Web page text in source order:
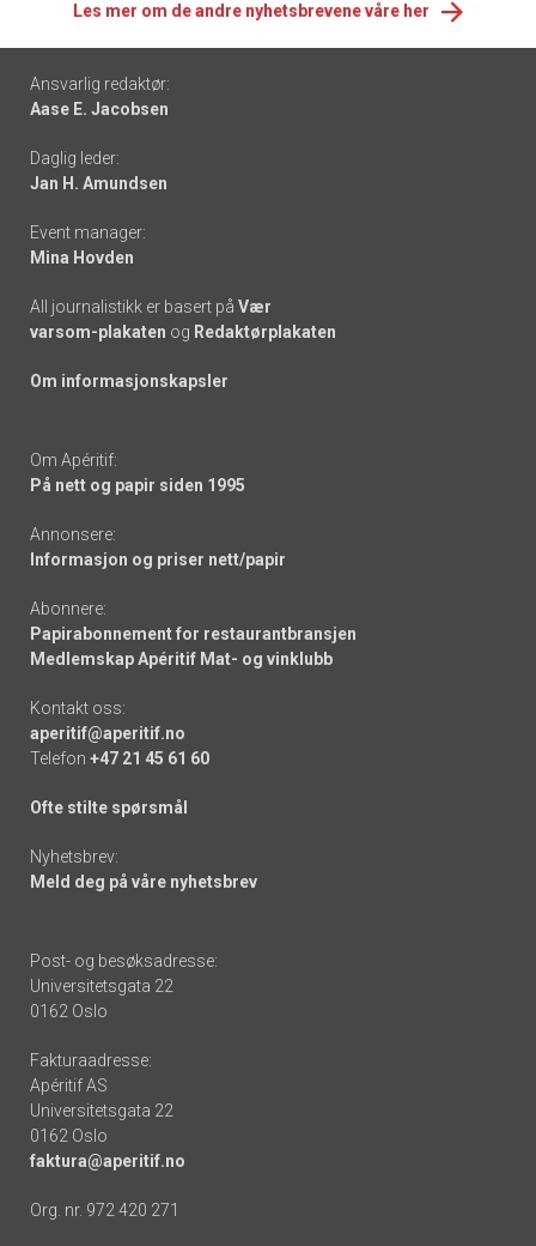
Les mer om de andre nyhetsbrevene våre her
Footer
-
links
Ansvarlig redaktør:
Aase E. Jacobsen
Daglig leder:
Jan H. Amundsen
Event manager:
Mina Hovden
All journalistikk er basert på Vær
varsom-plakaten og Redaktørplakaten
Om informasjonskapsler
Om Apéritif:
På nett og papir siden 1995
Annonsere:
Informasjon og priser nett/papir
Abonnere:
Papirabonnement for restaurantbransjen
Medlemskap Apéritif Mat- og vinklubb
Kontakt oss:
aperitif@aperitif.no
Telefon +47 21 45 61 60
Ofte stilte spørsmål
Nyhetsbrev:
Meld deg på våre nyhetsbrev
Post- og besøksadresse:
Universitetsgata 22
0162 Oslo
Fakturaadresse:
Apéritif AS
Universitetsgata 22
0162 Oslo
faktura@aperitif.no
Org. nr. 972 420 271